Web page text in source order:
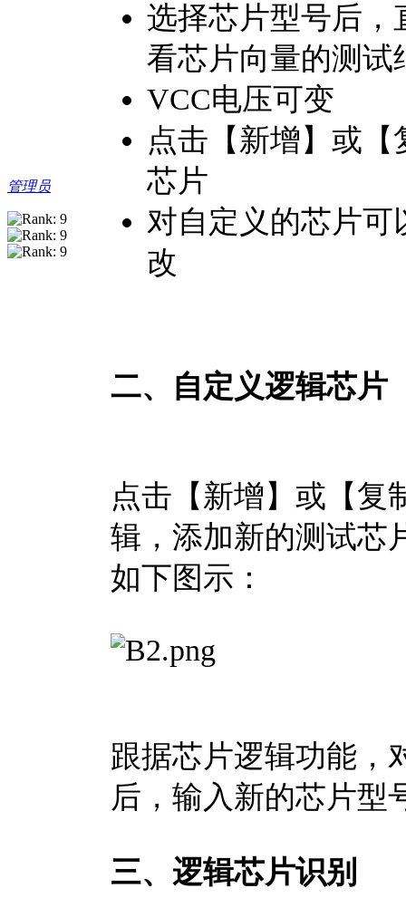
管理员
选择芯片型号后，
看芯片向量的测试
VCC电压可变
点击【新增】或
芯片
对自定义的芯片
改
二、自定义逻辑芯片
点击【新增】或【复
辑，添加新的测试芯
如下图示：
跟据芯片逻辑功能，
后，输入新的芯片型
三、逻辑芯片识别